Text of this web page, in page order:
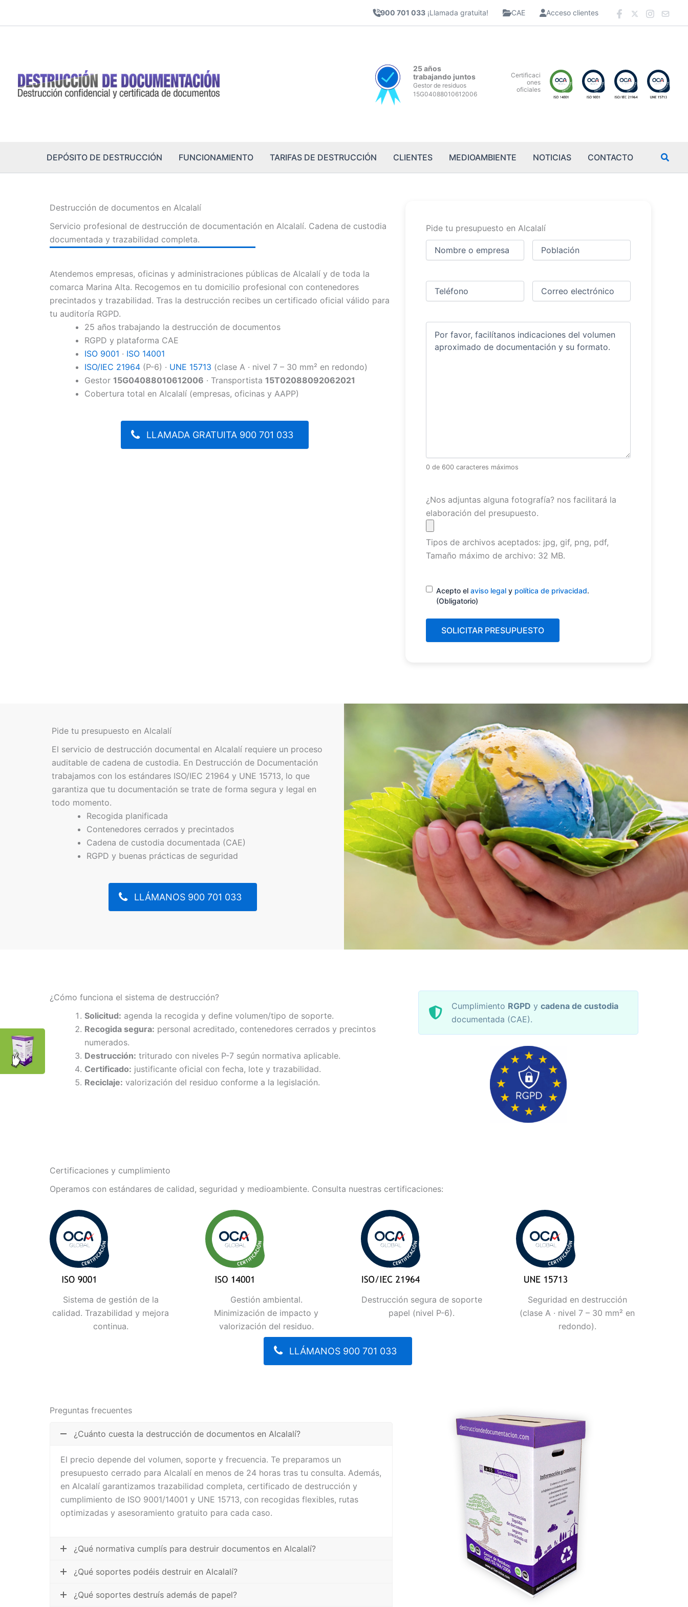
900 701 033 ¡Llamada gratuita! CAE Acceso clientes
25 años
trabajando juntos
Gestor de residuos
15G04088010612006
Certificaci
ones
oficiales
DEPÓSITO DE DESTRUCCIÓN FUNCIONAMIENTO TARIFAS DE DESTRUCCIÓN CLIENTES MEDIOAMBIENTE NOTICIAS CONTACTO
Destrucción de documentos en Alcalalí
Servicio profesional de destrucción de documentación en Alcalalí. Cadena de custodia
documentada y trazabilidad completa.
Atendemos empresas, oficinas y administraciones públicas de Alcalalí y de toda la
comarca Marina Alta. Recogemos en tu domicilio profesional con contenedores
precintados y trazabilidad. Tras la destrucción recibes un certificado oficial válido para
tu auditoría RGPD.
25 años trabajando la destrucción de documentos
RGPD y plataforma CAE
ISO 9001 · ISO 14001
ISO/IEC 21964 (P-6) · UNE 15713 (clase A · nivel 7 – 30 mm² en redondo)
Gestor 15G04088010612006 · Transportista 15T02088092062021
Cobertura total en Alcalalí (empresas, oficinas y AAPP)
LLAMADA GRATUITA 900 701 033
Pide tu presupuesto en Alcalalí
Nombre
Ciudad
Teléfono
Correo
electrónico (Obligatorio)
Comentarios
0 de 600 caracteres máximos
Archivo
¿Nos adjuntas alguna fotografía? nos facilitará la
elaboración del presupuesto.
Tipos de archivos aceptados: jpg, gif, png, pdf,
Tamaño máximo de archivo: 32 MB.
Consentimiento (Obligatorio)
Acepto el aviso legal y política de privacidad.
(Obligatorio)
Pide tu presupuesto en Alcalalí
El servicio de destrucción documental en Alcalalí requiere un proceso
auditable de cadena de custodia. En Destrucción de Documentación
trabajamos con los estándares ISO/IEC 21964 y UNE 15713, lo que
garantiza que tu documentación se trate de forma segura y legal en
todo momento.
Recogida planificada
Contenedores cerrados y precintados
Cadena de custodia documentada (CAE)
RGPD y buenas prácticas de seguridad
LLÁMANOS 900 701 033
¿Cómo funciona el sistema de destrucción?
Solicitud: agenda la recogida y define volumen/tipo de soporte.
Recogida segura: personal acreditado, contenedores cerrados y precintos
numerados.
Destrucción: triturado con niveles P-7 según normativa aplicable.
Certificado: justificante oficial con fecha, lote y trazabilidad.
Reciclaje: valorización del residuo conforme a la legislación.
Cumplimiento RGPD y cadena de custodia
documentada (CAE).
Certificaciones y cumplimiento
Operamos con estándares de calidad, seguridad y medioambiente. Consulta nuestras certificaciones:
Sistema de gestión de la
calidad. Trazabilidad y mejora
continua.
Gestión ambiental.
Minimización de impacto y
valorización del residuo.
Destrucción segura de soporte
papel (nivel P-6).
Seguridad en destrucción
(clase A · nivel 7 – 30 mm² en
redondo).
LLÁMANOS 900 701 033
Preguntas frecuentes
¿Cuánto cuesta la destrucción de documentos en Alcalalí?
El precio depende del volumen, soporte y frecuencia. Te preparamos un
presupuesto cerrado para Alcalalí en menos de 24 horas tras tu consulta. Además,
en Alcalalí garantizamos trazabilidad completa, certificado de destrucción y
cumplimiento de ISO 9001/14001 y UNE 15713, con recogidas flexibles, rutas
optimizadas y asesoramiento gratuito para cada caso.
¿Qué normativa cumplís para destruir documentos en Alcalalí?
¿Qué soportes podéis destruir en Alcalalí?
¿Qué soportes destruís además de papel?